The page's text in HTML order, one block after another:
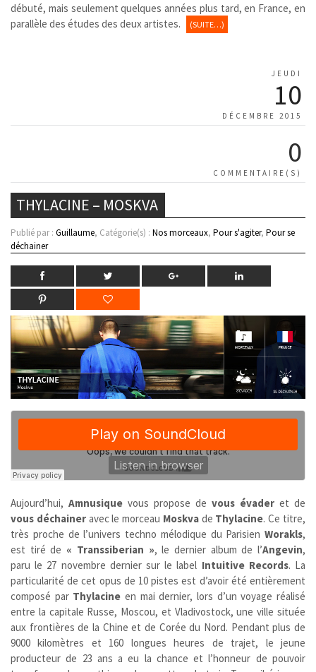
débuté, mais seulement quelques années plus tard, en France, en
parallèle des études des deux artistes.
(SUITE…)
JEUDI
10
DÉCEMBRE 2015
0
COMMENTAIRE(S)
THYLACINE – MOSKVA
Publié par : Guillaume, Catégorie(s) : Nos morceaux, Pour s'agiter, Pour se
déchainer
Aujourd’hui, Amnusique vous propose de vous évader et de
vous déchaineravec le morceau Moskva de Thylacine. Ce titre,
très proche de l’univers techno mélodique du Parisien Worakls,
est tiré de « Transsiberian », le dernier album de l’Angevin,
paru le 27 novembre dernier sur le label Intuitive Records. La
particularité de cet opus de 10 pistes est d’avoir été entièrement
composé par Thylacine en mai dernier, lors d’un voyage réalisé
entre la capitale Russe, Moscou, et Vladivostock, une ville située
aux frontières de la Chine et de Corée du Nord. Pendant plus de
9000 kilomètres et 160 longues heures de trajet, le jeune
producteur de 23 ans a eu la chance et l’honneur de pouvoir